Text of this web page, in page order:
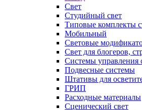
Свет
Студийный свет
Типовые комплекты
Мобильный
Световые
Свет для блогеров,
Системы управления
Подвесные системы
Штативы для
ГРИП
Расходные материалы
Сценический свет